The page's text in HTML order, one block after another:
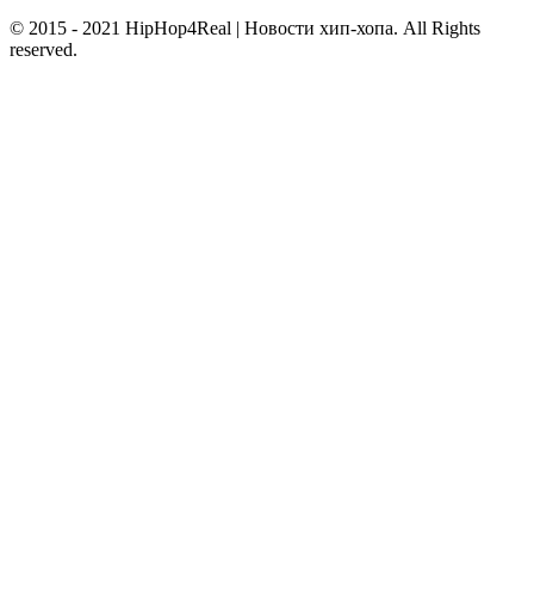
© 2015 - 2021 HipHop4Real | Новости хип-хопа. All Rights
reserved.